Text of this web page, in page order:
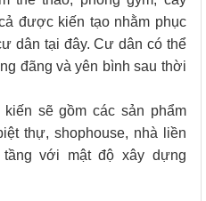
được kiến tạo nhằm phục
dân tại đây. Cư dân có thể
đãng và yên bình sau thời
sẽ gồm các sản phẩm
thự, shophouse, nhà liền
với mật độ xây dựng